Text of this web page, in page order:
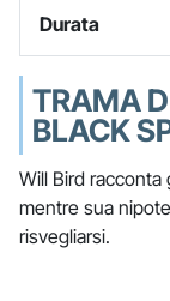
Durata
TRAMA
BLACK
Will Bird
mentre sua
risvegliarsi.